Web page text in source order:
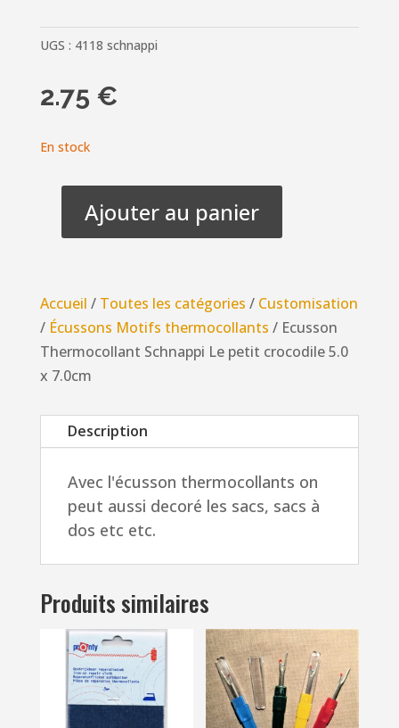
UGS : 4118 schnappi
2.75 €
En stock
quantité
Thermocollant
Schnappi
Le
petit
5.0
Ajouter au panier
Accueil / Toutes les catégories / Customisation
/ Écussons Motifs thermocollants / Ecusson
Thermocollant Schnappi Le petit crocodile 5.0
x 7.0cm
Description
Avec l'écusson thermocollants on
peut aussi decoré les sacs, sacs à
dos etc etc.
Produits similaires